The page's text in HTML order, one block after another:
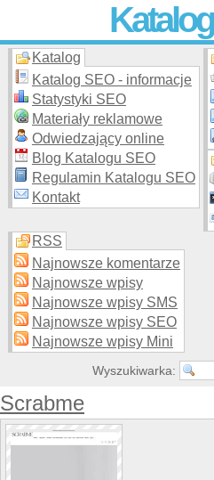
Skuteczna i promocja
moderowanego
Katalog
Katalog SEO - informacje
Statystyki SEO
Materiały reklamowe
Odwiedzający online
Blog Katalogu SEO
Regulamin Katalogu SEO
Kontakt
RSS
Najnowsze komentarze
Najnowsze wpisy
Najnowsze wpisy SMS
Najnowsze wpisy SEO
Najnowsze wpisy Mini
Wyszukiwarka:
Scrabme